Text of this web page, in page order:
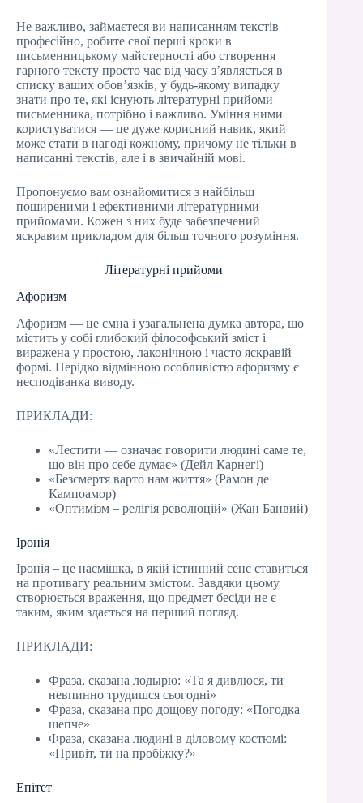
Не важливо, займаєтеся ви написанням текстів
професійно, робите свої перші кроки в
письменницькому майстерності або створення
гарного тексту просто час від часу з’являється в
списку ваших обов’язків, у будь-якому випадку
знати про те, які існують літературні прийоми
письменника, потрібно і важливо. Уміння ними
користуватися — це дуже корисний навик, який
може стати в нагоді кожному, причому не тільки в
написанні текстів, але і в звичайній мові.
Пропонуємо вам ознайомитися з найбільш
поширеними і ефективними літературними
прийомами. Кожен з них буде забезпечений
яскравим прикладом для більш точного розуміння.
Літературні прийоми
Афоризм
Афоризм — це ємна і узагальнена думка автора, що
містить у собі глибокий філософський зміст і
виражена у простою, лаконічною і часто яскравій
формі. Нерідко відмінною особливістю афоризму є
несподіванка виводу.
ПРИКЛАДИ:
«Лестити — означає говорити людині саме те,
що він про себе думає» (Дейл Карнегі)
«Безсмертя варто нам життя» (Рамон де
Кампоамор)
«Оптимізм – релігія революцій» (Жан Банвий)
Іронія
Іронія – це насмішка, в якій істинний сенс ставиться
на противагу реальним змістом. Завдяки цьому
створюється враження, що предмет бесіди не є
таким, яким здається на перший погляд.
ПРИКЛАДИ:
Фраза, сказана лодырю: «Та я дивлюся, ти
невпинно трудишся сьогодні»
Фраза, сказана про дощову погоду: «Погодка
шепче»
Фраза, сказана людині в діловому костюмі:
«Привіт, ти на пробіжку?»
Епітет